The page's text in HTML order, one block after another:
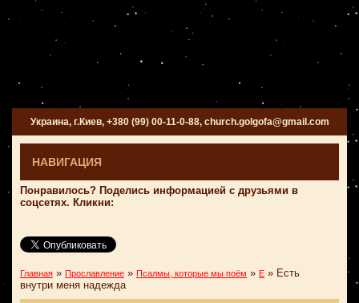
Украина, г.Киев, +380 (99) 00-11-0-88, church.golgofa@gmail.com
НАВИГАЦИЯ
Понравилось? Поделись информацией с друзьями в
соцсетях. Кликни:
Главная » Прославление » Псалмы, которые мы поём » Е » Есть
внутри меня надежда